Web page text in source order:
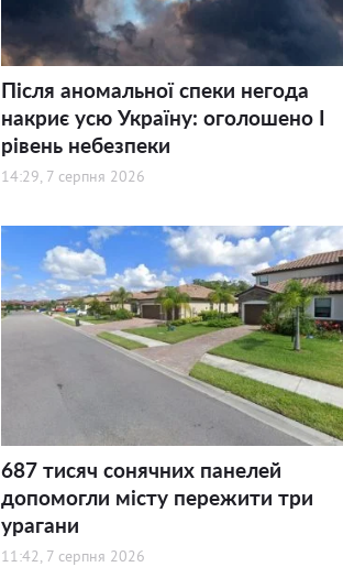
Після аномальної спеки негода
накриє усю Україну: оголошено І
рівень небезпеки
14:29, 7 серпня 2026
687 тисяч сонячних панелей
допомогли місту пережити три
урагани
11:42, 7 серпня 2026